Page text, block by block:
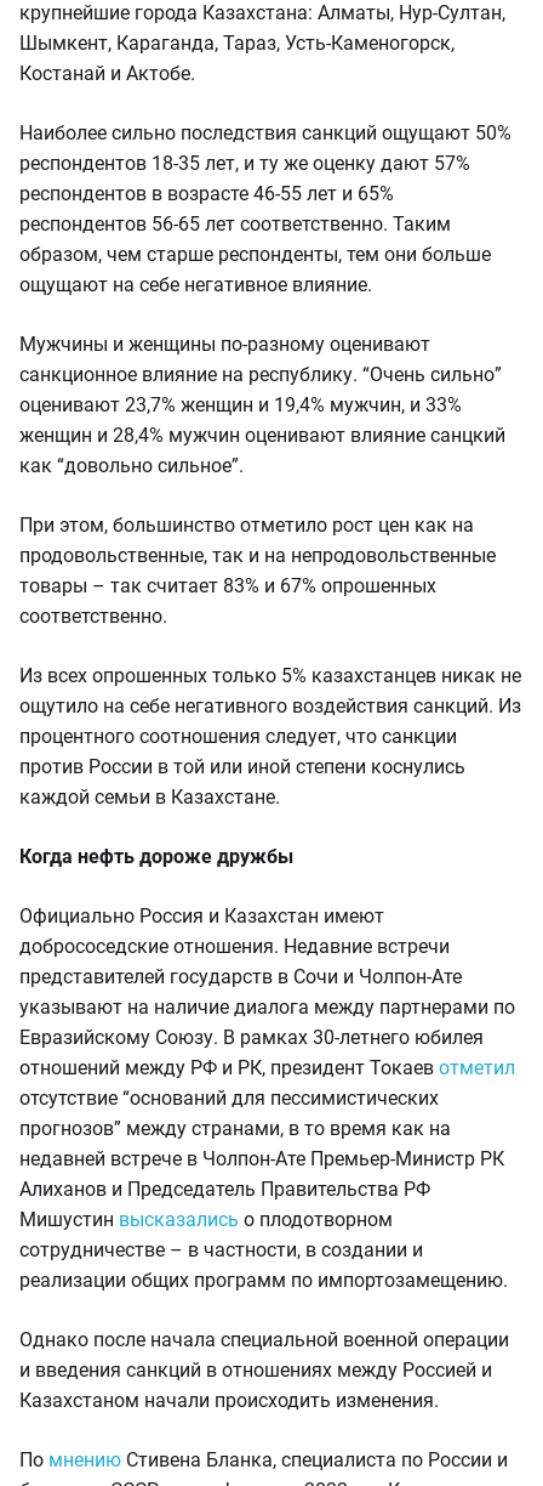
крупнейшие города Казахстана: Алматы, Нур-Султан,
Шымкент, Караганда, Тараз, Усть-Каменогорск,
Костанай и Актобе.
Наиболее сильно последствия санкций ощущают 50%
респондентов 18-35 лет, и ту же оценку дают 57%
респондентов в возрасте 46-55 лет и 65%
респондентов 56-65 лет соответственно. Таким
образом, чем старше респонденты, тем они больше
ощущают на себе негативное влияние.
Мужчины и женщины по-разному оценивают
санкционное влияние на республику. “Очень сильно”
оценивают 23,7% женщин и 19,4% мужчин, и 33%
женщин и 28,4% мужчин оценивают влияние санцкий
как “довольно сильное”.
При этом, большинство отметило рост цен как на
продовольственные, так и на непродовольственные
товары – так считает 83% и 67% опрошенных
соответственно.
Из всех опрошенных только 5% казахстанцев никак не
ощутило на себе негативного воздействия санкций. Из
процентного соотношения следует, что санкции
против России в той или иной степени коснулись
каждой семьи в Казахстане.
Когда нефть дороже дружбы
Официально Россия и Казахстан имеют
добрососедские отношения. Недавние встречи
представителей государств в Сочи и Чолпон-Ате
указывают на наличие диалога между партнерами по
Евразийскому Союзу. В рамках 30-летнего юбилея
отношений между РФ и РК, президент Токаев отметил
отсутствие “оснований для пессимистических
прогнозов” между странами, в то время как на
недавней встрече в Чолпон-Ате Премьер-Министр РК
Алиханов и Председатель Правительства РФ
Мишустин высказались о плодотворном
сотрудничестве – в частности, в создании и
реализации общих программ по импортозамещению.
Однако после начала специальной военной операции
и введения санкций в отношениях между Россией и
Казахстаном начали происходить изменения.
По мнению Стивена Бланка, специалиста по России и